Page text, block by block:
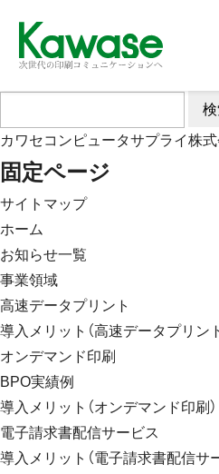
索:
カワセコンピュータサプライ株
固定ページ
サイトマップ
ホーム
お知らせ一覧
事業領域
高速データプリント
導入メリット（高速データプリント
オンデマンド印刷
BPO実績例
導入メリット（オンデマンド印刷）
電子請求書配信サービス
導入メリット（電子請求書配信サ